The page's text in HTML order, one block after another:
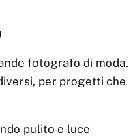
fotografo di moda.
per progetti che
pulito e luce